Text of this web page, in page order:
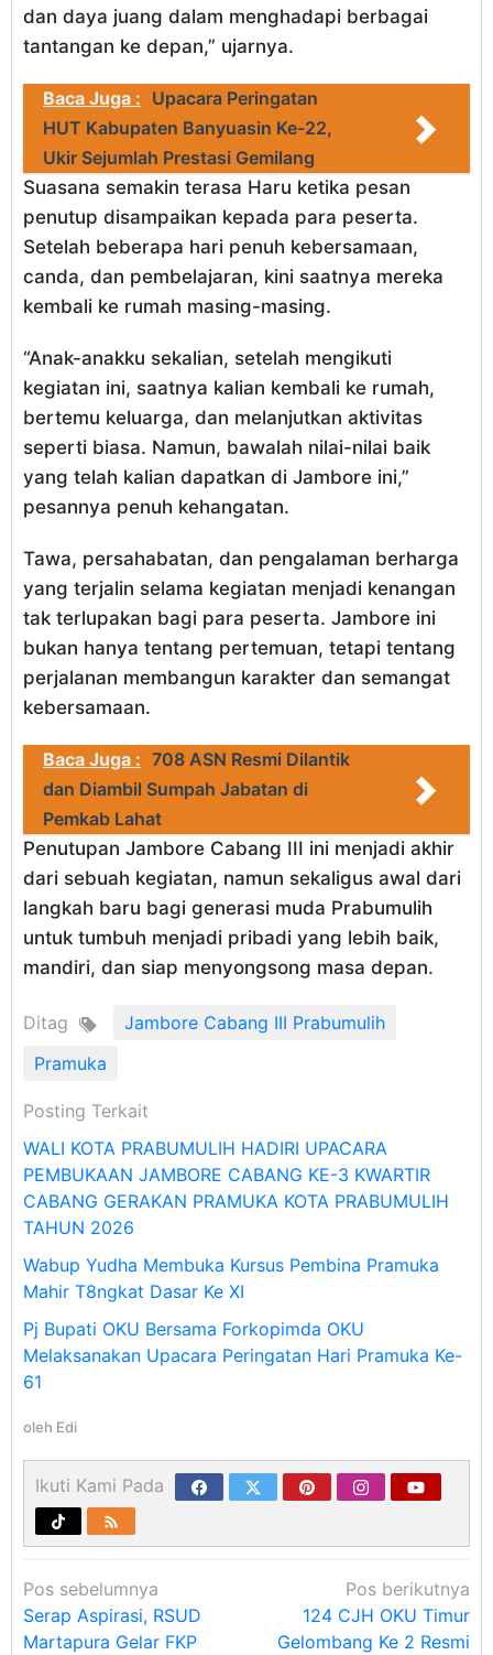
dan daya juang dalam menghadapi berbagai
tantangan ke depan,” ujarnya.
Baca Juga : Upacara Peringatan
HUT Kabupaten Banyuasin Ke-22,
Ukir Sejumlah Prestasi Gemilang
Suasana semakin terasa Haru ketika pesan
penutup disampaikan kepada para peserta.
Setelah beberapa hari penuh kebersamaan,
canda, dan pembelajaran, kini saatnya mereka
kembali ke rumah masing-masing.
“Anak-anakku sekalian, setelah mengikuti
kegiatan ini, saatnya kalian kembali ke rumah,
bertemu keluarga, dan melanjutkan aktivitas
seperti biasa. Namun, bawalah nilai-nilai baik
yang telah kalian dapatkan di Jambore ini,”
pesannya penuh kehangatan.
Tawa, persahabatan, dan pengalaman berharga
yang terjalin selama kegiatan menjadi kenangan
tak terlupakan bagi para peserta. Jambore ini
bukan hanya tentang pertemuan, tetapi tentang
perjalanan membangun karakter dan semangat
kebersamaan.
Baca Juga : 708 ASN Resmi Dilantik
dan Diambil Sumpah Jabatan di
Pemkab Lahat
Penutupan Jambore Cabang III ini menjadi akhir
dari sebuah kegiatan, namun sekaligus awal dari
langkah baru bagi generasi muda Prabumulih
untuk tumbuh menjadi pribadi yang lebih baik,
mandiri, dan siap menyongsong masa depan.
Ditag
Jambore Cabang III Prabumulih
Pramuka
Posting Terkait
WALI KOTA PRABUMULIH HADIRI UPACARA
PEMBUKAAN JAMBORE CABANG KE-3 KWARTIR
CABANG GERAKAN PRAMUKA KOTA PRABUMULIH
TAHUN 2026
Wabup Yudha Membuka Kursus Pembina Pramuka
Mahir T8ngkat Dasar Ke XI
Pj Bupati OKU Bersama Forkopimda OKU
Melaksanakan Upacara Peringatan Hari Pramuka Ke-
61
oleh Edi
Ikuti Kami Pada
Navigasi
pos
Pos sebelumnya
Serap Aspirasi, RSUD
Martapura Gelar FKP
Pos berikutnya
124 CJH OKU Timur
Gelombang Ke 2 Resmi